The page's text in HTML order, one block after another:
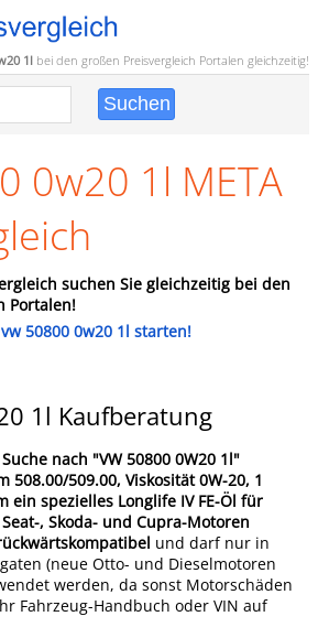
1l bei den großen Preisvergleich Portalen gleichzeitig!
0w20 1l META
suchen Sie gleichzeitig bei den
Portalen!
50800 0w20 1l starten!
1l Kaufberatung
nach "VW 50800 0W20 1l"
508.00/509.00, Viskosität 0W-20, 1
ein spezielles Longlife IV FE-Öl für
, Skoda- und Cupra-Motoren
und darf nur in
(neue Otto- und Dieselmotoren
werden, da sonst Motorschäden
Fahrzeug-Handbuch oder VIN auf